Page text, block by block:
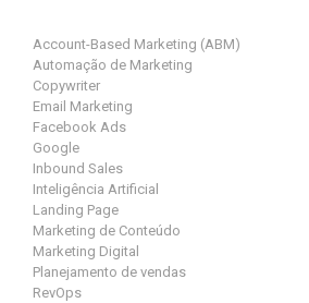
Account-Based Marketing (ABM)
Automação de Marketing
Copywriter
Email Marketing
Facebook Ads
Google
Inbound Sales
Inteligência Artificial
Landing Page
Marketing de Conteúdo
Marketing Digital
Planejamento de vendas
RevOps